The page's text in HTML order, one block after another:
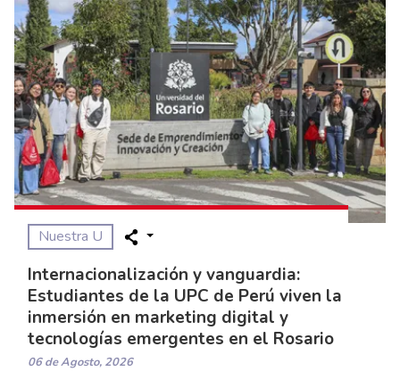
Nuestra U
Internacionalización y vanguardia:
Estudiantes de la UPC de Perú viven la
inmersión en marketing digital y
tecnologías emergentes en el Rosario
06 de Agosto, 2026